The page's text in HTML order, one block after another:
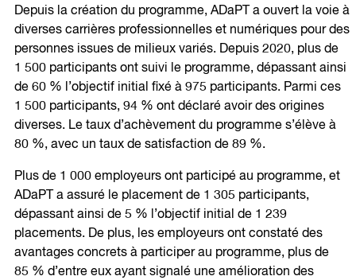
Depuis la création du programme, ADaPT a ouvert la voie à
diverses carrières professionnelles et numériques pour des
personnes issues de milieux variés. Depuis 2020, plus de
1 500 participants ont suivi le programme, dépassant ainsi
de 60 % l’objectif initial fixé à 975 participants. Parmi ces
1 500 participants, 94 % ont déclaré avoir des origines
diverses. Le taux d’achèvement du programme s’élève à
80 %, avec un taux de satisfaction de 89 %.
Plus de 1 000 employeurs ont participé au programme, et
ADaPT a assuré le placement de 1 305 participants,
dépassant ainsi de 5 % l’objectif initial de 1 239
placements. De plus, les employeurs ont constaté des
avantages concrets à participer au programme, plus de
85 % d’entre eux ayant signalé une amélioration des